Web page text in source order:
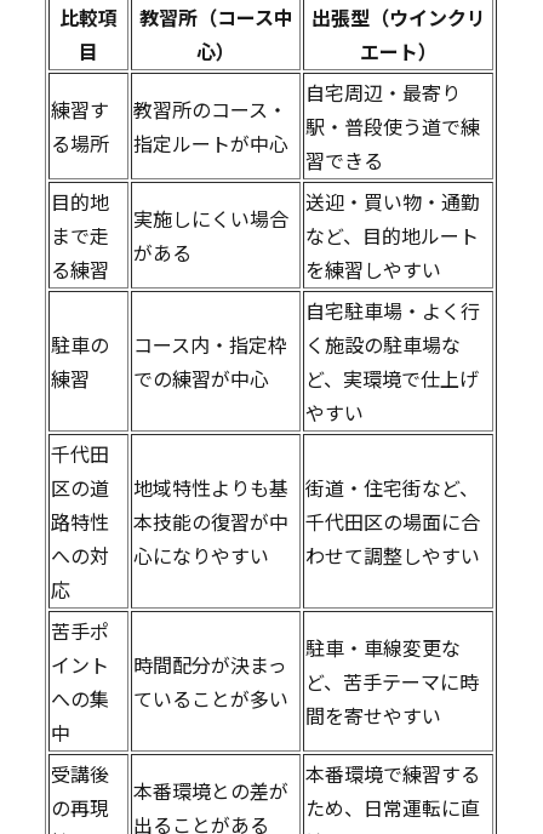
比較項
目
教習所（コース中
心）
出張型（ウインクリ
エート）
練習す
る場所
教習所のコース・
指定ルートが中心
自宅周辺・最寄り
駅・普段使う道で練
習できる
目的地
まで走
る練習
実施しにくい場合
がある
送迎・買い物・通勤
など、目的地ルート
を練習しやすい
駐車の
練習
コース内・指定枠
での練習が中心
自宅駐車場・よく行
く施設の駐車場な
ど、実環境で仕上げ
やすい
千代田
区の道
路特性
への対
応
地域特性よりも基
本技能の復習が中
心になりやすい
街道・住宅街など、
千代田区の場面に合
わせて調整しやすい
苦手ポ
イント
への集
中
時間配分が決まっ
ていることが多い
駐車・車線変更な
ど、苦手テーマに時
間を寄せやすい
受講後
の再現
本番環境との差が
出ることがある
本番環境で練習する
ため、日常運転に直